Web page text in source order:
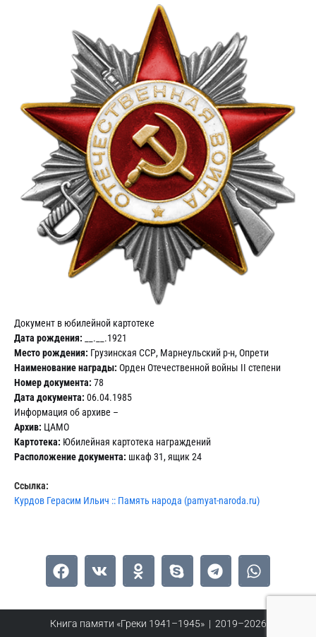
Документ в юбилейной картотеке
Дата рождения: __.__.1921
Место рождения: Грузинская ССР, Марнеульский р-н, Опрети
Наименование награды: Орден Отечественной войны II степени
Номер документа: 78
Дата документа: 06.04.1985
Информация об архиве –
Архив: ЦАМО
Картотека: Юбилейная картотека награждений
Расположение документа: шкаф 31, ящик 24
Ссылка:
Курдов Герасим Ильич :: Память народа (pamyat-naroda.ru)
Книга памяти «Греки 1941–1945» | 2019–2026